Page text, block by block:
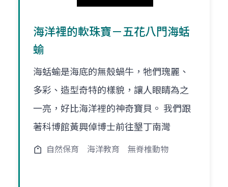
海洋裡的軟珠寶－五花八門海蛞
蝓
海蛞蝓是海底的無殼蝸牛，牠們瑰麗、
多彩、造型奇特的樣貌，讓人眼睛為之
一亮，好比海洋裡的神奇寶貝。 我們跟
著科博館黃興倬博士前往墾丁南灣
自然保育 海洋教育 無脊椎動物